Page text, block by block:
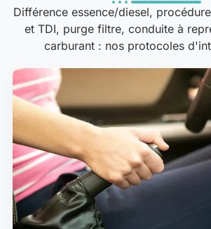
Différence essence/diesel,
et TDI, purge filtre, conduite à
carburant : nos protocoles